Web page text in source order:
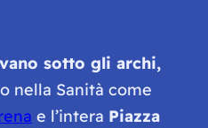
sotto gli archi,
nella Sanità come
e l’intera Piazza